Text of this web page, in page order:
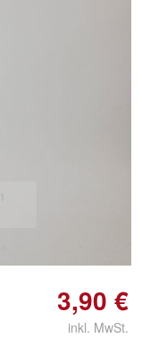
3,90 €
inkl. MwSt.